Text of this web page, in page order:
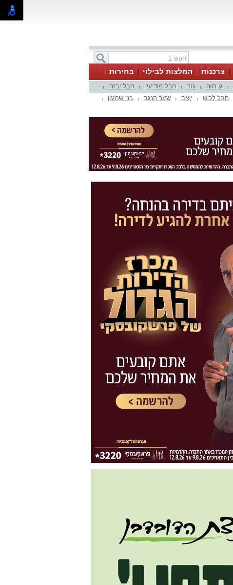
צרכנות המלצות לבילוי
בחירות
גן רווה גזר חבל מודיעין חבל יבנה
חבל לכיש יואב שער הנגב בני שמעון